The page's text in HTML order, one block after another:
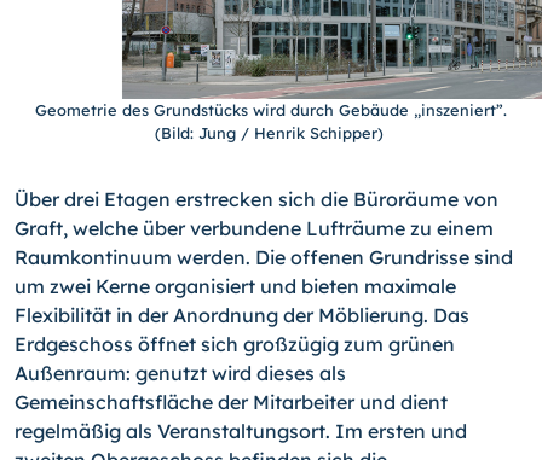
Geometrie des Grundstücks wird durch Gebäude „inszeniert”.
(Bild: Jung / Henrik Schipper)
Über drei Etagen erstrecken sich die Büroräume von
Graft, welche über verbundene Lufträume zu einem
Raumkontinuum werden. Die offenen Grundrisse sind
um zwei Kerne organisiert und bieten maximale
Flexibilität in der Anordnung der Möblierung. Das
Erdgeschoss öffnet sich großzügig zum grünen
Außenraum: genutzt wird dieses als
Gemeinschaftsfläche der Mitarbeiter und dient
regelmäßig als Veranstaltungsort. Im ersten und